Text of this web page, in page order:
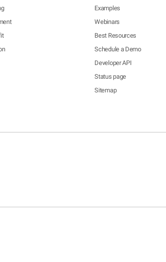
Examples
Webinars
Best Resources
Schedule a Demo
Developer API
Status page
Sitemap